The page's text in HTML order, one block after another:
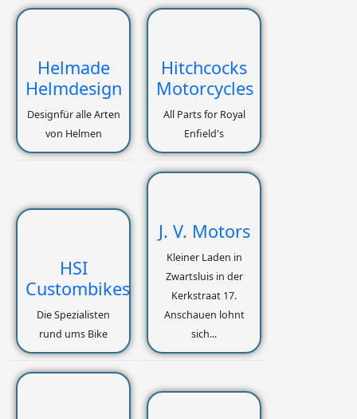
Helmade
Helmdesign
Designfür alle Arten
von Helmen
Hitchcocks
Motorcycles
All Parts for Royal
Enfield's
HSI
Custombikes
Die Spezialisten
rund ums Bike
J. V. Motors
Kleiner Laden in
Zwartsluis in der
Kerkstraat 17.
Anschauen lohnt
sich...